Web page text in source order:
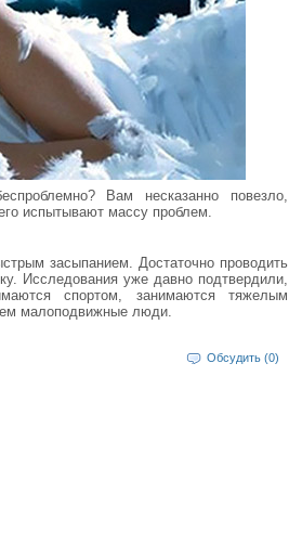
Вам несказанно повезло,
испытывают массу проблем.
засыпанием. Достаточно проводить
Исследования уже давно подтвердили,
спортом, занимаются тяжелым
малоподвижные люди.
Обсудить (0)